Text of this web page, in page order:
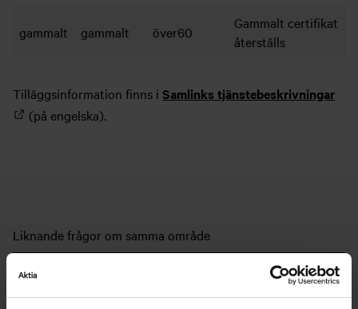
gammalt gammalt över60
Gammalt certifikat
återställs
Tilläggsinformation finns i Samlinks tjänstebeskrivningar
(på engelska).
Liknande frågor om samma område